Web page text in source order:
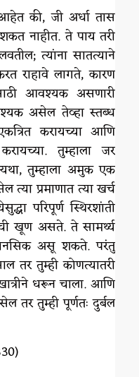
की, जी अर्धा तास
नाहीत. ते पाय तरी
त्यांना सातत्याने
राहावे लागते, कारण
आवश्यक असणारी
असेल तेव्हा स्तब्ध
करायच्या आणि
तुम्हाला जर
तुम्हाला अमुक एक
प्रमाणात त्या खर्च
परिपूर्ण स्थिरशांती
खूण असते. ते सामर्थ्य
असू शकते. परंतु
तर तुम्ही कोणत्यातरी
धरून चाला. आणि
तर तुम्ही पूर्णतः दुर्बल